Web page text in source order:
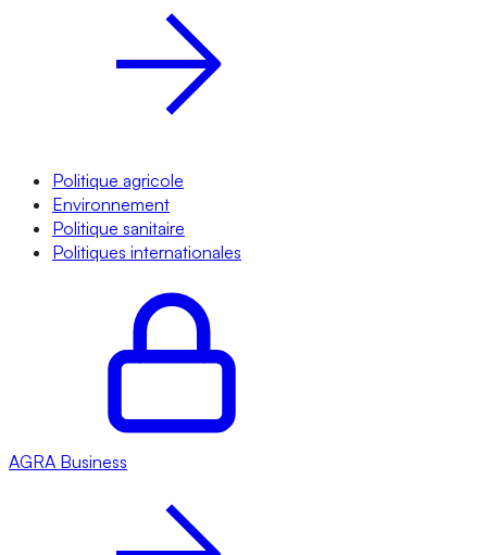
Politique agricole
Environnement
Politique sanitaire
Politiques internationales
AGRA Business